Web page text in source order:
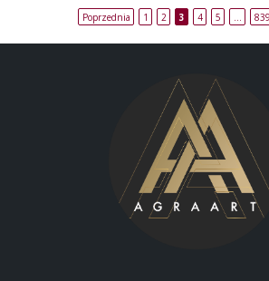
Poprzednia 1 2 3 4 5 839